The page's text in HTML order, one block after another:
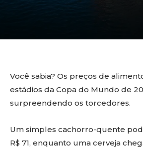
Você sabia? Os preços de
estádios da Copa do Mundo de
surpreendendo os torcedores.
Um simples cachorro-quente
R$ 71, enquanto uma cerveja